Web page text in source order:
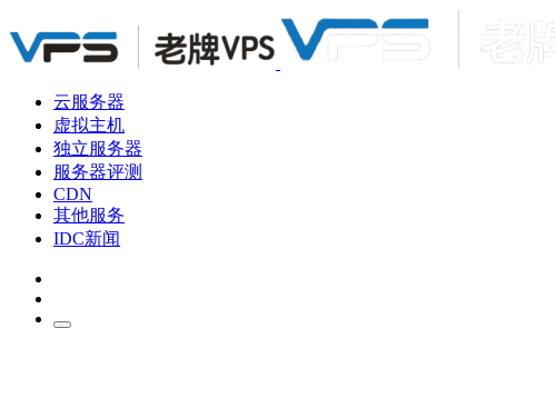
云服务器
虚拟主机
独立服务器
服务器评测
CDN
其他服务
IDC新闻